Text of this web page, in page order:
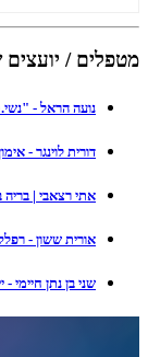
מטפלים /
נועה הראל -
דורית לוינגר -
אתי רצאבי | בריה
אורית ששון -
שני בן נתן חיימי